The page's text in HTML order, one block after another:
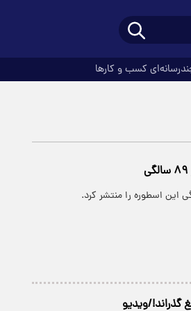
کسب و کارها
گذراند!/ویدیو